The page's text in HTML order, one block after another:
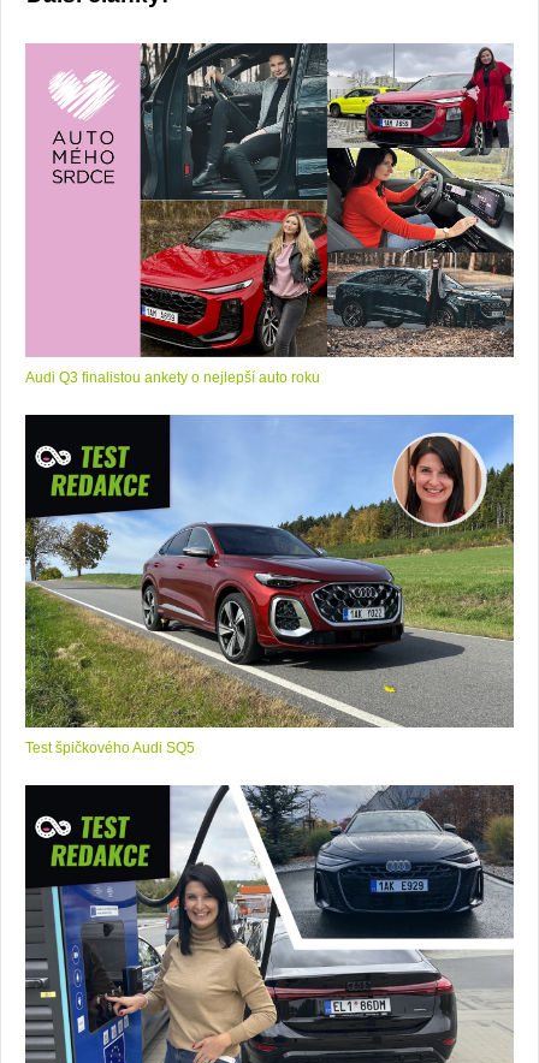
Audi Q3 finalistou ankety o nejlepší auto roku
Test špičkového Audi SQ5